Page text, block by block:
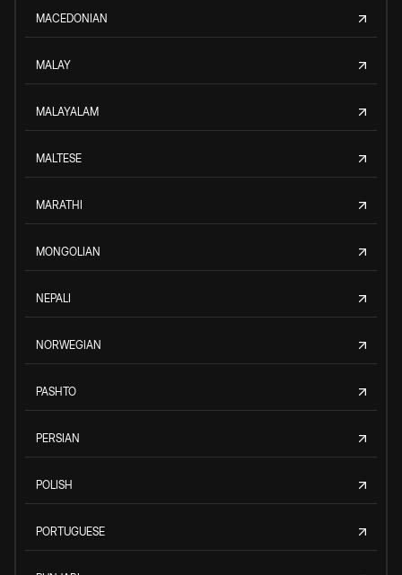
MACEDONIAN
MALAY
MALAYALAM
MALTESE
MARATHI
MONGOLIAN
NEPALI
NORWEGIAN
PASHTO
PERSIAN
POLISH
PORTUGUESE